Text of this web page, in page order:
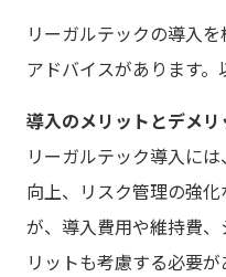
リーガルテックの導入
アドバイスがあります。
導入のメリットとデメリ
リーガルテック導入に
向上、リスク管理の強
が、導入費用や維持費
リットも考慮する必要